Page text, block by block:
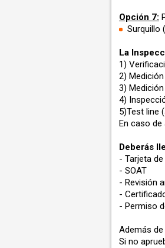
Opción 7:
Surquillo
La
1)
2)
3)
4)
5)Test line
En caso
Deberás
- Tarjeta
- SOAT
- Revisión
-
- Permiso
Además
Si no